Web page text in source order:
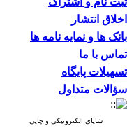
اخلاق انتشار
بانک ها و نمایه نامه ها
تماس با ما
تسهیلات پایگاه
سؤالات متداول
شاپای الکترونیکی و چاپی